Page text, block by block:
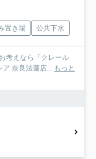
置き場 公共下水
考えなら「クレール
ア 奈良法蓮店... もっと